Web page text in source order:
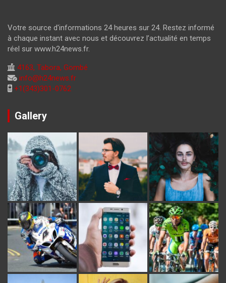
Votre source d'informations 24 heures sur 24. Restez informé
à chaque instant avec nous et découvrez l’actualité en temps
réel sur www.h24news.fr.
4163, Tabora, Gombé
info@h24news.fr
+1(343)301-0762
Gallery